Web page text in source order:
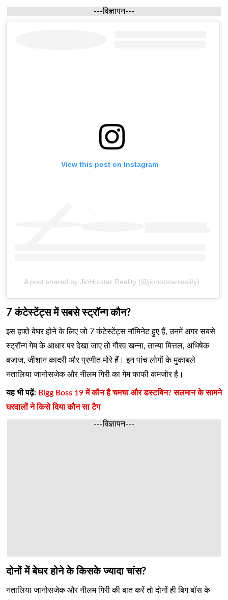
---विज्ञापन---
View this post on Instagram
A post shared by JioHotstar Reality (@jiohotstarreality)
7 कंटेस्टेंट्स में सबसे स्ट्रॉन्ग कौन?
इस हफ्ते बेघर होने के लिए जो 7 कंटेस्टेंट्स नॉमिनेट हुए हैं, उनमें अगर सबसे
स्ट्रॉन्ग गेम के आधार पर देखा जाए तो गौरव खन्ना, तान्या मित्तल, अभिषेक
बजाज, जीशान कादरी और प्रणीत मोरे हैं। इन पांच लोगों के मुकाबले
नतालिया जानोसजेक और नीलम गिरी का गेम काफी कमजोर है।
यह भी पढ़ें: Bigg Boss 19 में कौन है चमचा और डस्टबिन? सलमान के सामने
घरवालों ने किसे दिया कौन सा टैग
---विज्ञापन---
दोनों में बेघर होने के किसके ज्यादा चांस?
नतालिया जानोसजेक और नीलम गिरी की बात करें तो दोनों ही बिग बॉस के